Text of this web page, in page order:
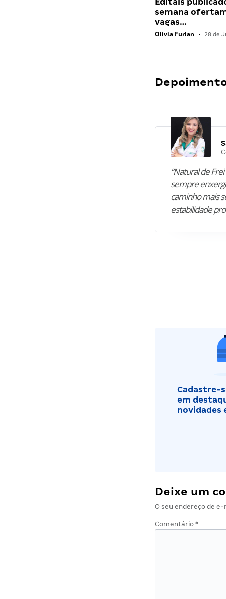
semana
vagas…
Olivia Furlan • 28 de
“Natural de Frei
sempre
caminho mais
estabilidade
Cadastre-
em
novidades
Deixe um
O seu endereço de
Comentário *